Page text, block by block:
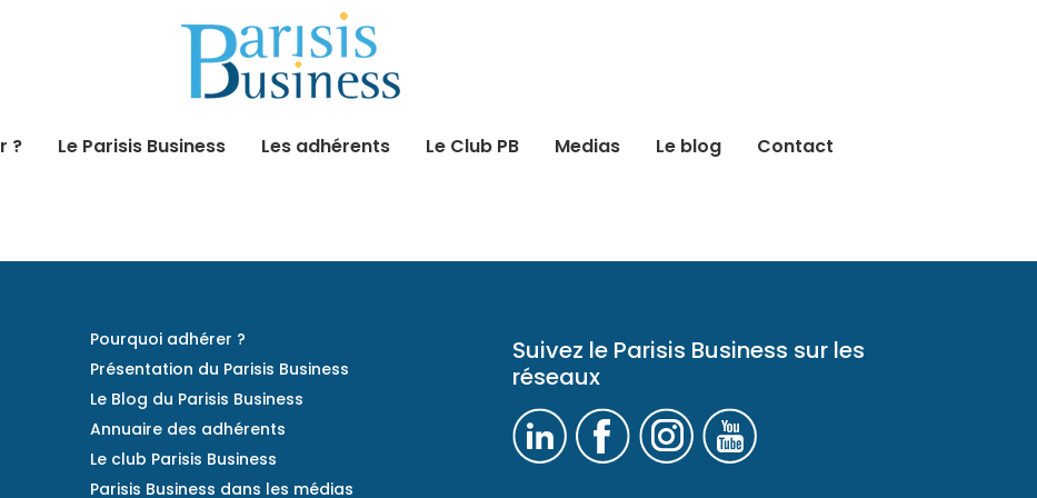
? Le Parisis Business Les adhérents Le Club PB Medias Le blog Contact
Pourquoi adhérer ?
Présentation du Parisis Business
Le Blog du Parisis Business
Annuaire des adhérents
Le club Parisis Business
Parisis Business dans les médias
Suivez le Parisis Business sur les
réseaux